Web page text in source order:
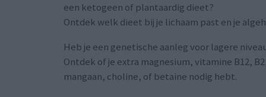
een ketogeen of plantaardig dieet?
Ontdek welk dieet bij je lichaam past en je
Heb je een genetische aanleg voor lagere
Ontdek of je extra magnesium, vitamine B12,
mangaan, choline, of betaine nodig hebt.